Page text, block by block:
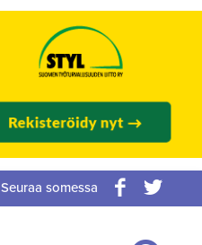
Seuraa somessa